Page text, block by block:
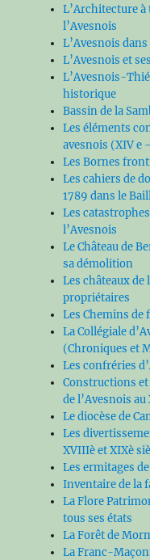
L’Architecture
l’Avesnois
L’Avesnois
L’Avesnois et
L’Avesnois-
historique
Bassin de la
Les éléments
avesnois (XIV e
Les Bornes
Les cahiers de
1789 dans le
Les
l’Avesnois
Le Château de
sa démolition
Les châteaux de
propriétaires
Les Chemins de
La Collégiale
(Chroniques et
Les confréries
Constructions
de l’Avesnois au
Le diocèse de
Les
XVIIIè et XIXè
Les ermitages
Inventaire de la
La Flore
tous ses états
La Forêt de
La Franc-